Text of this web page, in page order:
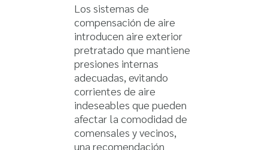
Los sistemas de
compensación de aire
introducen aire exterior
pretratado que mantiene
presiones internas
adecuadas, evitando
corrientes de aire
indeseables que pueden
afectar la comodidad de
comensales y vecinos,
una recomendación